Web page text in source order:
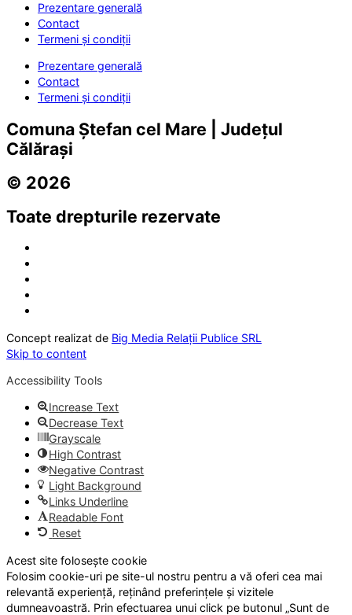
Prezentare generală
Contact
Termeni și condiții
Prezentare generală
Contact
Termeni și condiții
Comuna Ștefan cel Mare | Județul
Călărași
© 2026
Toate drepturile rezervate
Concept realizat de Big Media Relații Publice SRL
Skip to content
Accessibility Tools
Increase Text
Decrease Text
Grayscale
High Contrast
Negative Contrast
Light Background
Links Underline
Readable Font
Reset
Acest site folosește cookie
Folosim cookie-uri pe site-ul nostru pentru a vă oferi cea mai
relevantă experiență, reținând preferințele și vizitele
dumneavoastră. Prin efectuarea unui click pe butonul „Sunt de